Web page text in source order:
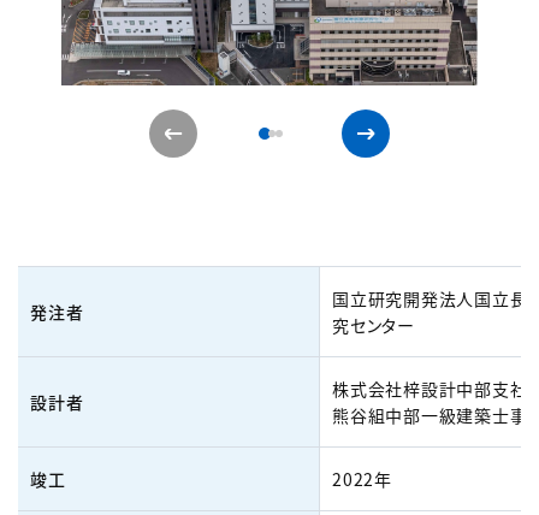
発注者
国立研究開発法人国立長
究センター
設計者
株式会社梓設計中部支社
熊谷組中部一級建築士事
竣工 2022年